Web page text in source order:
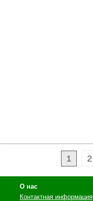
1 2
О нас
Контактная информация